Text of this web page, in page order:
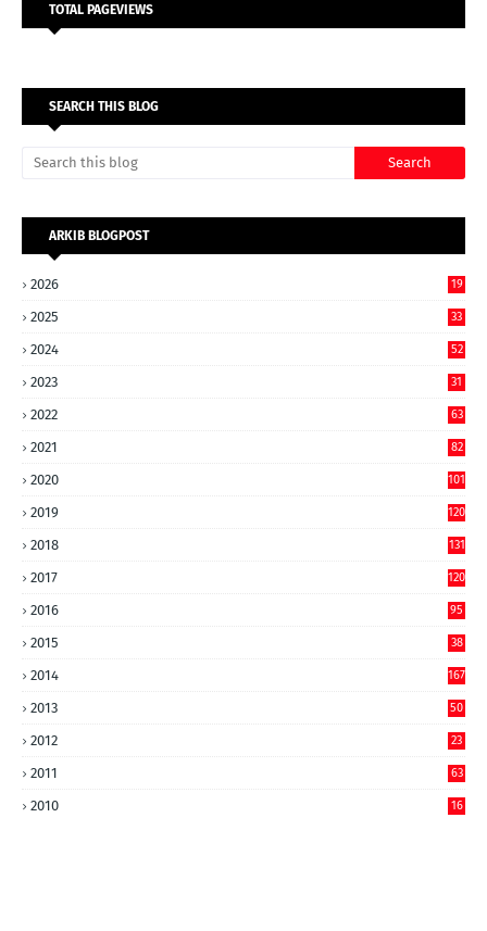
TOTAL PAGEVIEWS
SEARCH THIS BLOG
ARKIB BLOGPOST
2026 19
2025 33
2024 52
2023 31
2022 63
2021 82
2020 101
2019 120
2018 131
2017 120
2016 95
2015 38
2014 167
2013 50
2012 23
2011 63
2010 16